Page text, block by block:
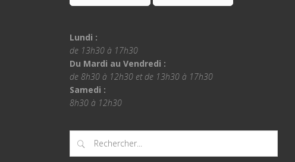
Lundi :
de 13h30 à 17h30
Du Mardi au Vendredi :
de 8h30 à 12h30 et de 13h30 à 17h30
Samedi :
8h30 à 12h30